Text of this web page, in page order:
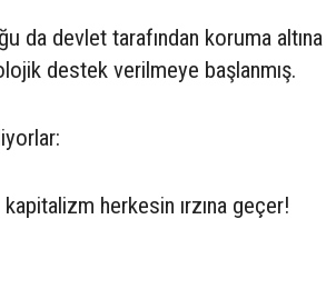
da devlet tarafından koruma altına
destek verilmeye başlanmış.
herkesin ırzına geçer!